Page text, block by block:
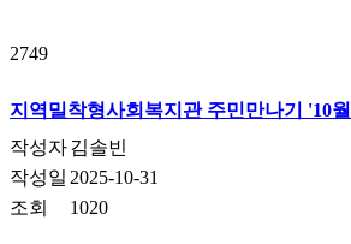
2749
지역밀착형사회복지관 주민만나기 '10
작성자김솔빈
작성일 2025-10-31
조회
1020